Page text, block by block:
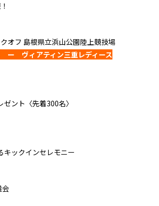
オフ 島根県立浜山公園陸上競技場
ー ヴィアティン三重レディース
ント〈先着300名〉
ックインセレモニー
会